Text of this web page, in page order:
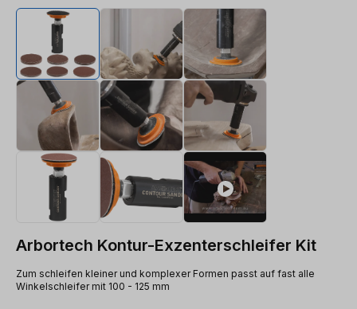
Arbortech Kontur-Exzenterschleifer Kit
Zum schleifen kleiner und komplexer Formen passt auf fast alle
Winkelschleifer mit 100 - 125 mm